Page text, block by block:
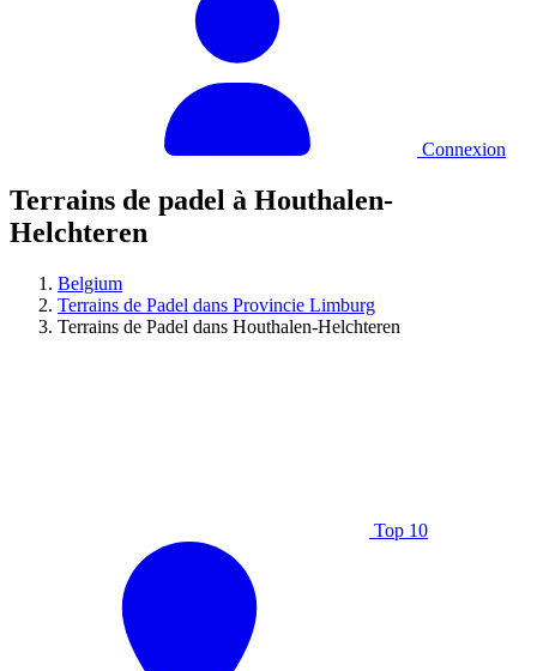
Connexion
Terrains de padel à Houthalen-
Helchteren
Belgium
Terrains de Padel dans Provincie Limburg
Terrains de Padel dans Houthalen-Helchteren
Top 10